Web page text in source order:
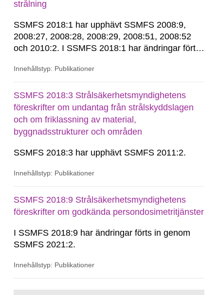
strålning
SSMFS 2018:1 har upphävt SSMFS 2008:9,
2008:27, 2008:28, 2008:29, 2008:51, 2008:52
och 2010:2. I SSMFS 2018:1 har ändringar förts
SSMFS 2022:14, SSMFS 2024:2 och SSMFS
Innehållstyp: Publikationer
SSMFS 2018:3 Strålsäkerhetsmyndighetens
föreskrifter om undantag från strålskyddslagen
och om friklassning av material,
byggnadsstrukturer och områden
SSMFS 2018:3 har upphävt SSMFS 2011:2.
Innehållstyp: Publikationer
SSMFS 2018:9 Strålsäkerhetsmyndighetens
föreskrifter om godkända persondosimetritjänster
I SSMFS 2018:9 har ändringar förts in genom
SSMFS 2021:2.
Innehållstyp: Publikationer